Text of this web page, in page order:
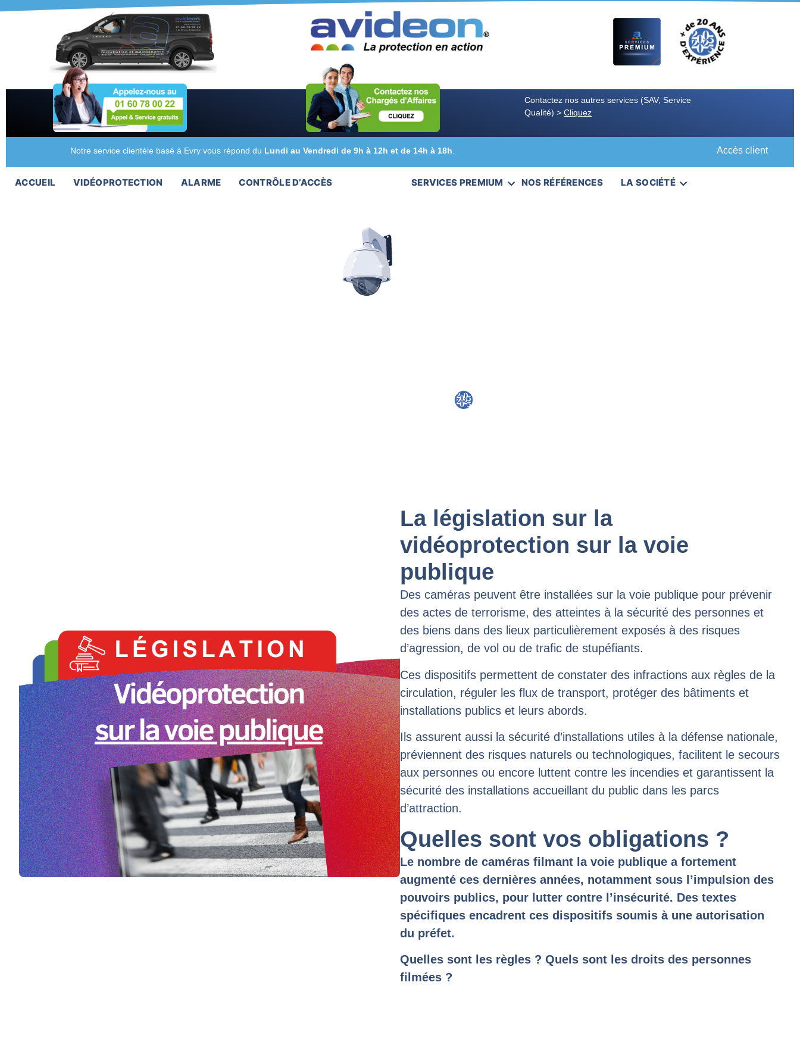
Contactez nos autres services (SAV, Service
Qualité) >Cliquez
Notre service clientèle basé à Evry vous répond du Lundi au Vendredi de 9h à 12h et de 14h à 18h Accès client
ACCUEIL VIDÉOPROTECTION ALARME CONTRÔLE D’ACCÈS SERVICES PREMIUM NOS RÉFÉRENCES LA SOCIÉTÉ
La législation sur la
vidéoprotection sur la voie
publique
Des caméras peuvent être installées sur la voie publique pour prévenir
des actes de terrorisme, des atteintes à la sécurité des personnes et
des biens dans des lieux particulièrement exposés à des risques
d’agression, de vol ou de trafic de stupéfiants.
Ces dispositifs permettent de constater des infractions aux règles de la
circulation, réguler les flux de transport, protéger des bâtiments et
installations publics et leurs abords.
Ils assurent aussi la sécurité d’installations utiles à la défense nationale,
préviennent des risques naturels ou technologiques, facilitent le secours
aux personnes ou encore luttent contre les incendies et garantissent la
sécurité des installations accueillant du public dans les parcs
d’attraction.
Quelles sont vos obligations ?
Le nombre de caméras filmant la voie publique a fortement
augmenté ces dernières années, notamment sous l’impulsion des
pouvoirs publics, pour lutter contre l’insécurité. Des textes
spécifiques encadrent ces dispositifs soumis à une autorisation
du préfet.
Quelles sont les règles ? Quels sont les droits des personnes
filmées ?